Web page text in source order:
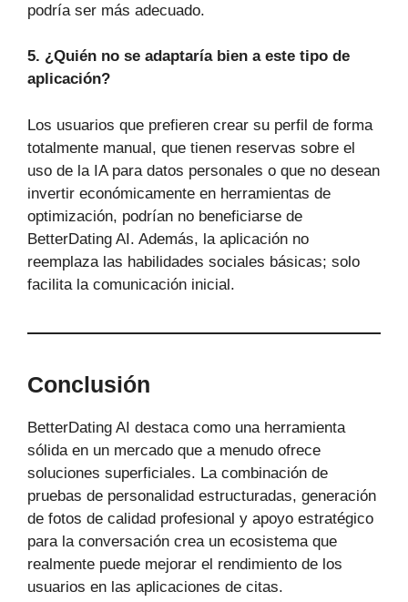
podría ser más adecuado.
5. ¿Quién no se adaptaría bien a este tipo de
aplicación?
Los usuarios que prefieren crear su perfil de forma
totalmente manual, que tienen reservas sobre el
uso de la IA para datos personales o que no desean
invertir económicamente en herramientas de
optimización, podrían no beneficiarse de
BetterDating AI. Además, la aplicación no
reemplaza las habilidades sociales básicas; solo
facilita la comunicación inicial.
Conclusión
BetterDating AI destaca como una herramienta
sólida en un mercado que a menudo ofrece
soluciones superficiales. La combinación de
pruebas de personalidad estructuradas, generación
de fotos de calidad profesional y apoyo estratégico
para la conversación crea un ecosistema que
realmente puede mejorar el rendimiento de los
usuarios en las aplicaciones de citas.